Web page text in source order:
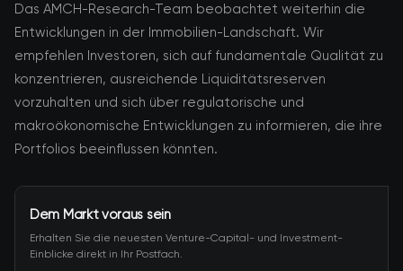
Das AMCH-Research-Team beobachtet weiterhin die
Entwicklungen in der Immobilien-Landschaft. Wir
empfehlen Investoren, sich auf fundamentale Qualität zu
konzentrieren, ausreichende Liquiditätsreserven
vorzuhalten und sich über regulatorische und
makroökonomische Entwicklungen zu informieren, die ihre
Portfolios beeinflussen könnten.
Dem Markt voraus sein
Erhalten Sie die neuesten Venture-Capital- und Investment-
Einblicke direkt in Ihr Postfach.